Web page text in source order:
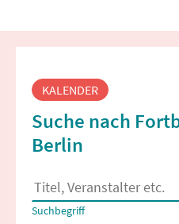
KALENDER
Suche nach
Berlin
Es erscheinen
Suchbegriff